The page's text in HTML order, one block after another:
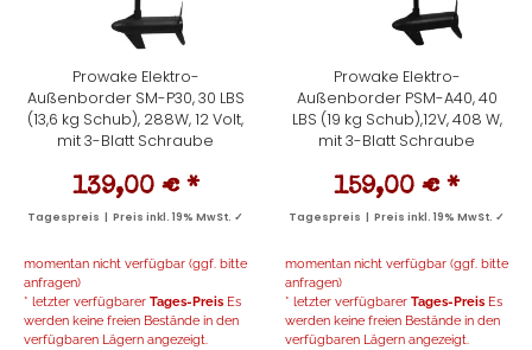
Prowake Elektro-
Außenborder SM-P30, 30 LBS
(13,6 kg Schub), 288W, 12 Volt,
mit 3-Blatt Schraube
139,00 € *
Tagespreis | Preis inkl. 19% MwSt. ✓
momentan nicht verfügbar (ggf. bitte
anfragen)
* letzter verfügbarer Tages-Preis Es
werden keine freien Bestände in den
verfügbaren Lägern angezeigt.
Prowake Elektro-
Außenborder PSM-A40, 40
LBS (19 kg Schub),12V, 408 W,
mit 3-Blatt Schraube
159,00 € *
Tagespreis | Preis inkl. 19% MwSt. ✓
momentan nicht verfügbar (ggf. bitte
anfragen)
* letzter verfügbarer Tages-Preis Es
werden keine freien Bestände in den
verfügbaren Lägern angezeigt.